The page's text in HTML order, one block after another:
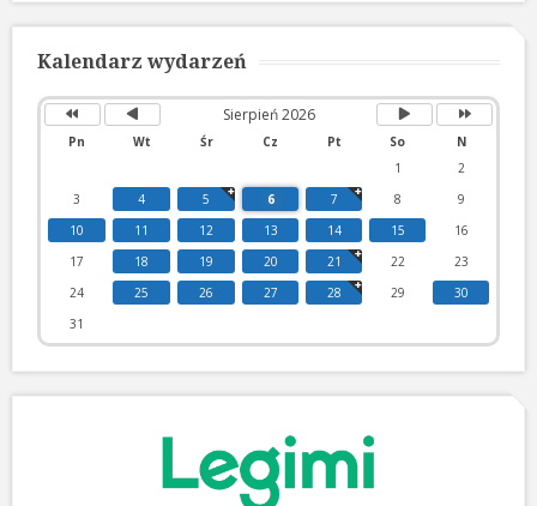
Kalendarz wydarzeń
Sierpień 2026
Pn Wt Śr Cz Pt So
N
1
2
3
4 5 6 7 8
9
10
11 12 13 14 15
16
17
18 19 20 21 22
23
24
25 26 27 28 29
30
31